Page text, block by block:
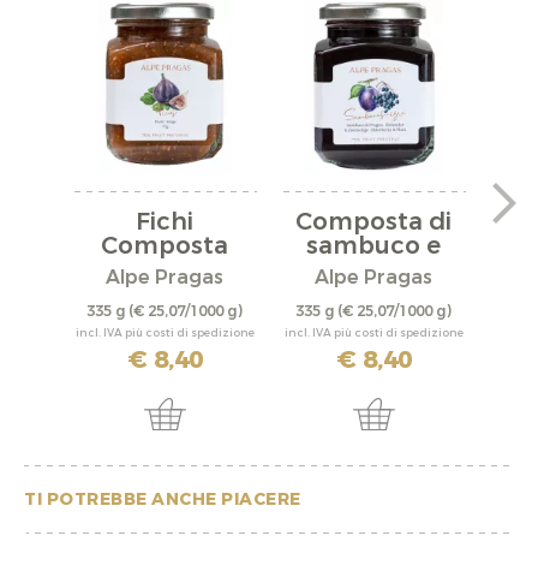
Fichi
Composta
Alpe Pragas
335 g (€ 25,07/1000 g)
incl. IVA più costi di spedizione
€ 8,40
Composta di
sambuco e
prugna
Alpe Pragas
335 g (€ 25,07/1000 g)
incl. IVA più costi di spedizione
€ 8,40
TI POTREBBE ANCHE PIACERE